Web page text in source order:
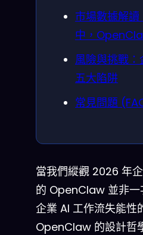
市場數據解
中，
風險與挑戰
五大陷阱
常見問題
當我們縱觀 2026 年
的 OpenClaw 並非一
企業 AI 工作流失能性
OpenClaw 的設計哲